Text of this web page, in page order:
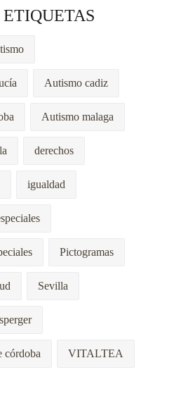
Autismo cadiz
Autismo malaga
derechos
igualdad
Pictogramas
Sevilla
córdoba VITALTEA